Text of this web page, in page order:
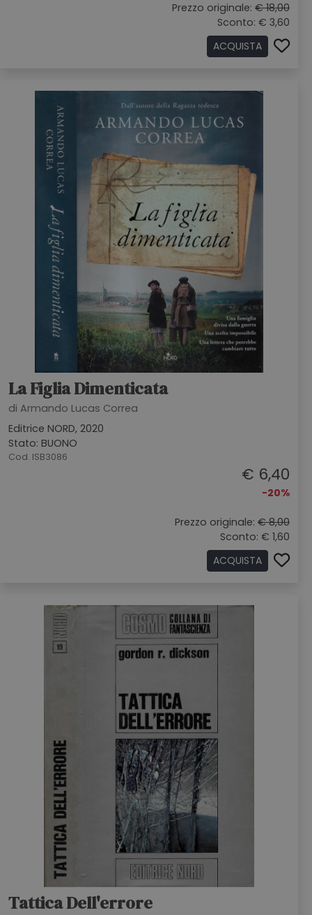
Prezzo originale: € 18,00
Sconto: € 3,60
ACQUISTA
La Figlia Dimenticata
di Armando Lucas Correa
Editrice NORD, 2020
Stato: BUONO
Cod. ISB3086
€ 6,40
-20%
Prezzo originale: € 8,00
Sconto: € 1,60
ACQUISTA
Tattica Dell'errore